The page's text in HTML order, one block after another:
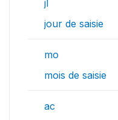
jl
jour de saisie
mo
mois de saisie
ac